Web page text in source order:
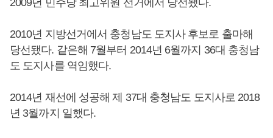
2009년 민주당 최고위원 선거에서 당선됐다.
2010년 지방선거에서 충청남도 도지사 후보로 출마해
당선됐다. 같은해 7월부터 2014년 6월까지 36대 충청남
도 도지사를 역임했다.
2014년 재선에 성공해 제 37대 충청남도 도지사로 2018
년 3월까지 일했다.